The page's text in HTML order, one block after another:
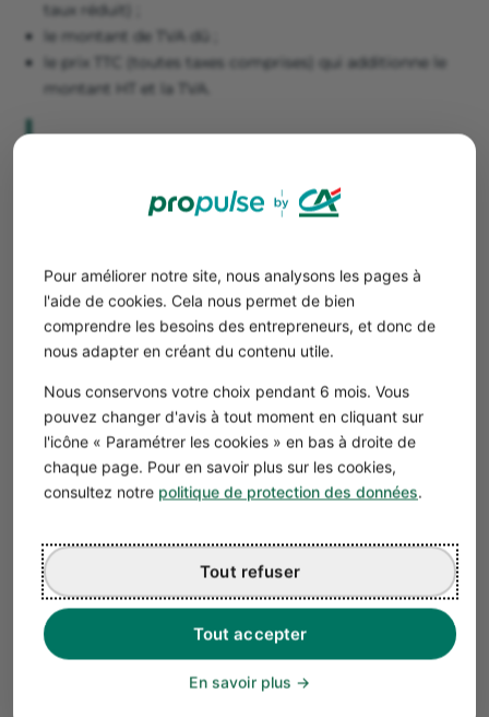
Pour améliorer notre site, nous analysons les pages à
l'aide de cookies. Cela nous permet de bien
comprendre les besoins des entrepreneurs, et donc de
nous adapter en créant du contenu utile.
Nous conservons votre choix pendant 6 mois. Vous
pouvez changer d'avis à tout moment en cliquant sur
l'icône « Paramétrer les cookies » en bas à droite de
chaque page. Pour en savoir plus sur les cookies,
consultez notre politique de protection des données.
Tout accepter
Tout refuser
En savoir plus
taux réduit) ;
le montant de TVA dû ;
le prix TTC (toutes taxes comprises) qui additionne le
montant HT et la TVA.
L’entreprise perçoit la facture pour le compte
de l’État. Elle doit reverser la TVA à échéances
Comment faire une facture de micro-
entrepreneur ?
obligatoire. Même avec une comptabilité de trésorerie
simplifiée, un micro-entrepreneur doit facturer ses
clients.
Toutes les règles de facturation, toutes les mentions
obligatoires sur les factures concernent une micro-
Téléchargez notre modèle de facture